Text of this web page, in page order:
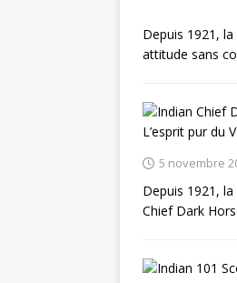
Depuis 1921,
attitude sans
5 novembre
Depuis 1921,
Chief Dark